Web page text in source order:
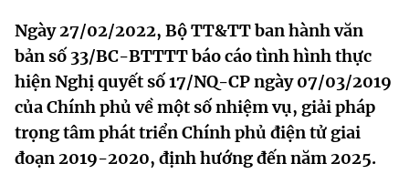
Giới thiệu
Chức năng nhiệm vụ
Cơ cấu tổ chức
Lịch sử phát triển
Tin tức sự kiện
Khoa học và Công nghệ
Đổi mới sáng tạo
Dịch vụ công
Hệ thống văn bản
Ngày 27/02/2022, Bộ TT&TT ban hành văn
bản số 33/BC-BTTTT báo cáo tình hình thực
hiện Nghị quyết số 17/NQ-CP ngày 07/03/2019
của Chính phủ về một số nhiệm vụ, giải pháp
trọng tâm phát triển Chính phủ điện tử giai
đoạn 2019-2020, định hướng đến năm 2025.